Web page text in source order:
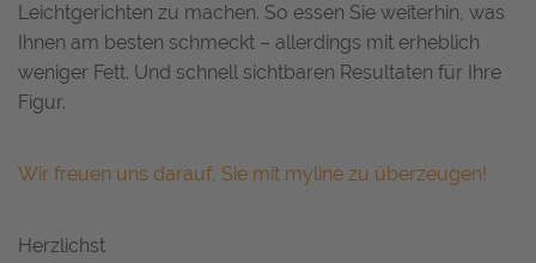
Leichtgerichten zu machen. So essen Sie weiterhin, was
Ihnen am besten schmeckt – allerdings mit erheblich
weniger Fett. Und schnell sichtbaren Resultaten für Ihre
Figur.
Wir freuen uns darauf, Sie mit myline zu überzeugen!
Herzlichst